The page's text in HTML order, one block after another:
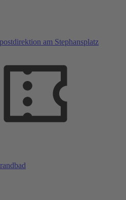
am Stephansplatz